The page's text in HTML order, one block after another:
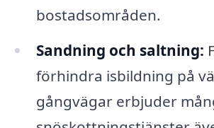
bostadsområden.
Sandning och saltning:
förhindra isbildning på
gångvägar erbjuder